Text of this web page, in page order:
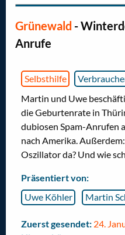
Grünewald -
Anrufe
Selbsthilfe
Martin und Uwe
die Geburtenrate in
dubiosen Spam-Anrufen
nach Amerika.
Oszillator da? Und wie
Präsentiert von:
Uwe Köhler
Martin
Zuerst gesendet: 24.